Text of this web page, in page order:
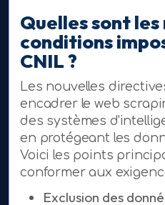
Quelles sont
conditions
CNIL ?
Les nouvelles
encadrer le web
des systèmes
en protégeant les
Voici les points
conformer aux
Exclusion des